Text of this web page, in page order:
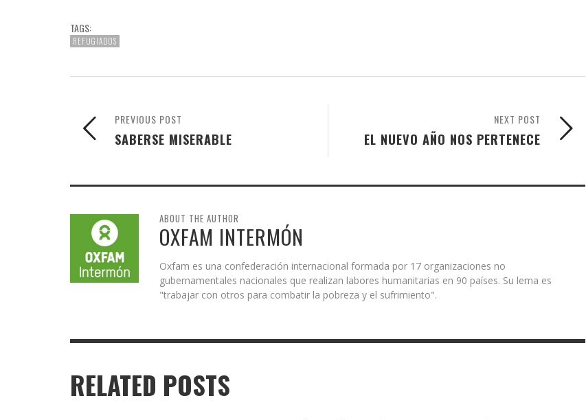
TAGS:
REFUGIADOS
NEXT POST
EL NUEVO AÑO NOS PERTENECE
PREVIOUS POST
SABERSE MISERABLE
ABOUT THE AUTHOR
OXFAM INTERMÓN
Oxfam es una confederación internacional formada por 17 organizaciones no
gubernamentales nacionales que realizan labores humanitarias en 90 países. Su lema es
"trabajar con otros para combatir la pobreza y el sufrimiento".
RELATED POSTS